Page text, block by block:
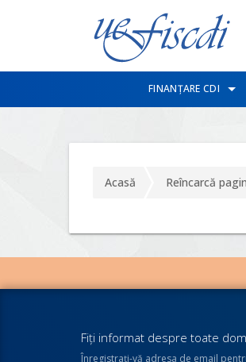
FINANȚARE CDI
Acasă Reîncarcă
Fiţi informat despre toate
Înregistraţi-vă adresa de email